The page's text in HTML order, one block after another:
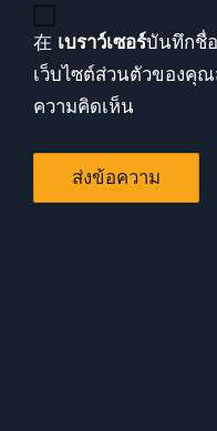
在 เบราว์เซอร์บันทึกชื่
เว็บไซต์ส่วนตัวของคุ
ความคิดเห็น